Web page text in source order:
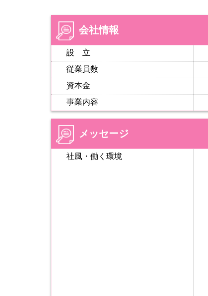
会社情報
設 立
従業員数
資本金
事業内容
メッセージ
社風・働く環境